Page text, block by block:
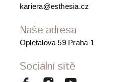
kariera@esthesia.cz
Naše adresa
Opletalova 59 Praha 1
Sociální sítě